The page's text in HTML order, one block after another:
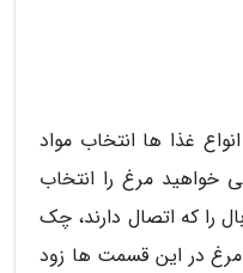
غذا ها انتخاب مواد
خواهید مرغ را انتخاب
را که اتصال دارند، چک
مرغ در این قسمت ها زود